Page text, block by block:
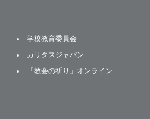
学校教育委員会
カリタスジャパン
「教会の祈り」オンライン